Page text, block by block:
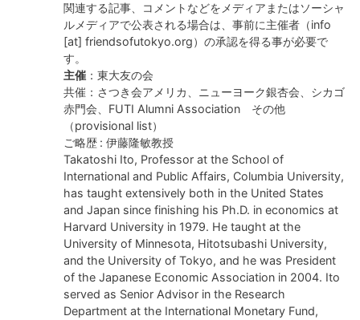
関連する記事、コメントなどをメディアまたはソーシャ
ルメディアで公表される場合は、事前に主催者（info
[at] friendsofutokyo.org）の承認を得る事が必要で
す。
主催：東大友の会
共催：さつき会アメリカ、ニューヨーク銀杏会、シカゴ
赤門会、FUTI Alumni Association その他
（provisional list）
ご略歴 : 伊藤隆敏教授
Takatoshi Ito, Professor at the School of
International and Public Affairs, Columbia University,
has taught extensively both in the United States
and Japan since finishing his Ph.D. in economics at
Harvard University in 1979. He taught at the
University of Minnesota, Hitotsubashi University,
and the University of Tokyo, and he was President
of the Japanese Economic Association in 2004. Ito
served as Senior Advisor in the Research
Department at the International Monetary Fund,